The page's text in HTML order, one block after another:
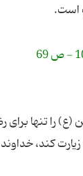
است.
را تنها برای
کند، خداوند